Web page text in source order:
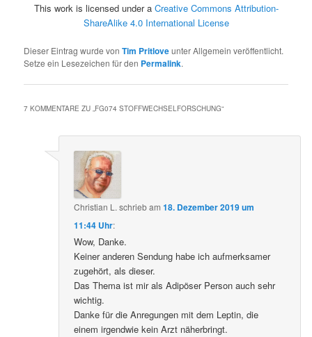
This work is licensed under a Creative Commons Attribution-
ShareAlike 4.0 International License
Dieser Eintrag wurde vonTim Pritloveunter Allgemein veröffentlicht.
Setze ein Lesezeichen für den Permalink.
7 KOMMENTARE ZU „FG074 STOFFWECHSELFORSCHUNG“
Christian L.schriebam18. Dezember 2019 um
11:44 Uhr:
Wow, Danke.
Keiner anderen Sendung habe ich aufmerksamer
zugehört, als dieser.
Das Thema ist mir als Adipöser Person auch sehr
wichtig.
Danke für die Anregungen mit dem Leptin, die
einem irgendwie kein Arzt näherbringt.